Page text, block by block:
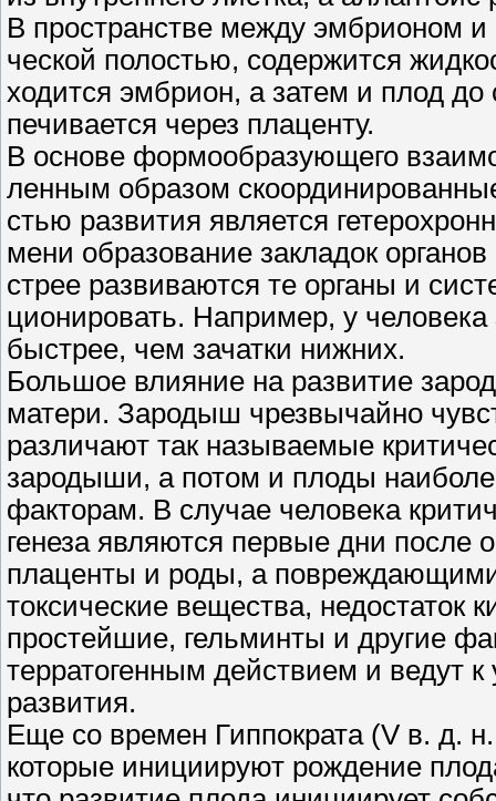
В пространстве между эмбрионом
ческой полостью, содержится
ходится эмбрион, а затем и плод
печивается через плаценту.
В основе формообразующего
ленным образом
стью развития является
мени образование закладок
стрее развиваются те органы и
ционировать. Например, у человека
быстрее, чем зачатки нижних.
Большое влияние на развитие
матери. Зародыш чрезвычайно
различают так называемые
зародыши, а потом и плоды
факторам. В случае человека
генеза являются первые дни после
плаценты и роды, а
токсические вещества, недостаток
простейшие, гельминты и другие
терратогенным действием и ведут
развития.
Еще со времен Гиппократа (V в. д.
которые инициируют рождение